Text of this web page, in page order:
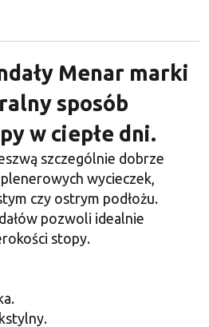
Menar marki
sposób
w ciepłe dni.
szczególnie dobrze
wycieczek,
czy ostrym podłożu.
pozwoli idealnie
stopy.